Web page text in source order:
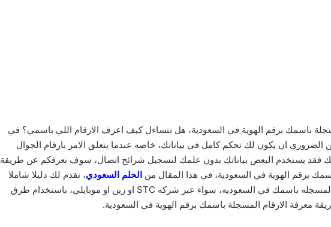
باسمك برقم الهوية في السعودية، هل تتساءل كيف اعرف الارقام اللي باسمي؟ في
ان يكون لك تحكم كامل في بياناتك، خاصه عندما يتعلق الامر بارقام الجوال
فقد يستخدم البعض بياناتك بدون علمك لتسجيل شرائح اتصال، سوف نعرفكم عن طريقة
برقم الهوية في السعودية، في هذا المقال من الحلم السعودي، نقدم لك دليلا شاملا
للتحقق من جميع الارقام المسجله باسمك في السعوديه، سواء عبر شركه STC او زين او موبايلي، باستخدام طرق
معرفة الارقام المسجلة باسمك برقم الهوية في السعودية.